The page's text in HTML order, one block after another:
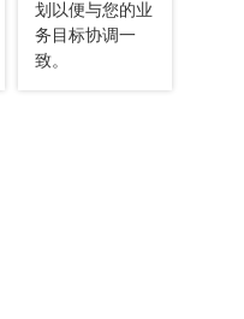
划以便与您的业
务目标协调一
致。